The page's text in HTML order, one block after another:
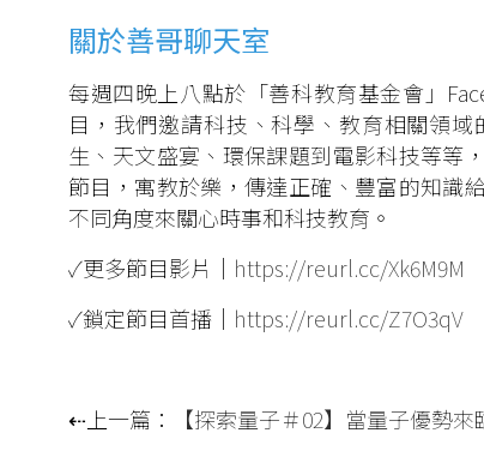
關於善哥聊天室
每週四晚上八點於「善科教育基金會」
目，我們邀請科技、科學、教育相關領
生、天文盛宴、環保課題到電影科技等等
節目，寓教於樂，傳達正確、豐富的知識
不同角度來關心時事和科技教育。
✓更多節目影片｜ https://reurl.cc/Xk6M9M
✓鎖定節目首播｜ https://reurl.cc/Z7O3qV
⇠上一篇：
【探索量子＃02】當量子優勢